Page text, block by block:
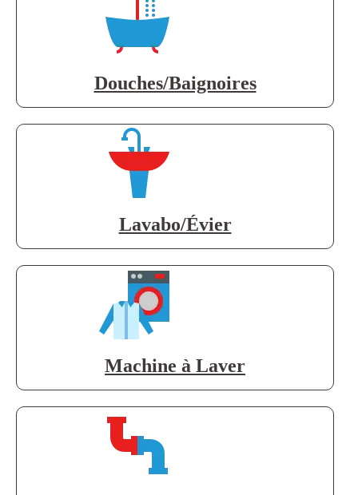
Douches/Baignoires
Lavabo/Évier
Machine à Laver